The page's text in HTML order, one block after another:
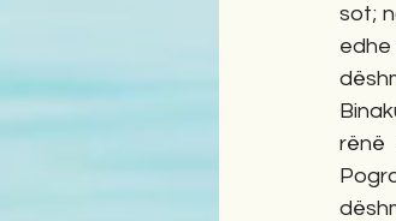
sot;
edhe
rënë